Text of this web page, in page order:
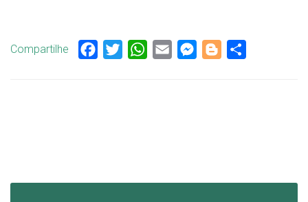
Compartilhe Facebook
TwitterWhatsApp
Email Messenger
Blogger